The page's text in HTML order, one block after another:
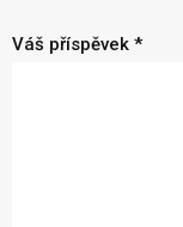
Váš příspěvek *